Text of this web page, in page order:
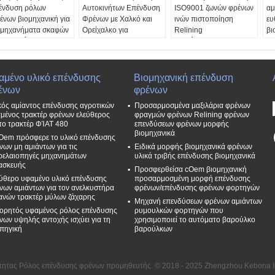
ρόλων
βιομηχανική για
σκαφών
σύστημα
δείγματα:
Μαύρος,
κοκκινωπός,
κ.λπ.
Αυτοκινήτων Επένδυση
Φρένων με Χαλκό και
Ορείχαλκο για
Πέδιλα Φρένων
Εξαιρετική
αντοχή στην φθορά:
Λιμένας FOB: Qingdao,
Σαγκάη
ορείχαλκου, ρητίνη, ίνες
ISO9001 ζωνών φρένων
ινών πιστοποίηση
Relining
ρητίνης, ίνας υάλου και
κ.λπ.
Δωρεάν δείγματα:
Αντίσταση στο λάδι:
Εξαιρετικό.
Χρώματα:
Μαύρος,
γκρίζος, κ.λπ.
υλικό επένδυσης
αμίαντος επένδυσης αγροτικών
τρακτέρ φρένων ελεύθερος
τρακτέρ ΦΊΑΤ 480
πρόσφερε το υλικό επένδυσης
μη αμιάντων για τις
μηχανημάτων
υφαμένο υλικό επένδυσης
αμιάντων για τον ανελκυστήρα
τρακτέρ μύλων ζάχαρης
υφαμένος ρόλος επένδυσης
υψηλής αντοχής ισχύει για τη
Βιομηχανική επένδυση
φρένων
Προσαρμοσμένα μαξιλάρια φρένων
φραγμών φρένων Relining φρένων
επενδύσεων φρένων μορφής
βιομηχανικά
Ειδικά μορφής βιομηχανικά φρένων
υλικά τριβής επένδυσης βιομηχανικά
Προσφερθείσα cOem βιομηχανική
προσαρμοσμένη μορφή επένδυσης
φρένων/επένδυσης φρένων φορτηγών
Μηχανή επενδύσεων φρένων αμιάντων
ρυμουλκών φορτηγών που
χρησιμοποιεί το αυτόματο βαρούλκο
βαρούλκων
Ρόλος επένδυσης φρένων προμηθευτής. © 2018 - 2025 Zhengzhou Kebona